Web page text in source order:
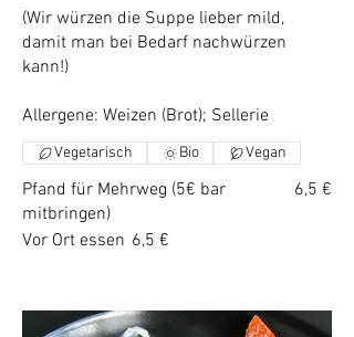
(Wir würzen die Suppe lieber mild,
damit man bei Bedarf nachwürzen
kann!)
Allergene: Weizen (Brot); Sellerie
Pfand für Mehrweg (5€ bar
mitbringen)
6,5 €
Vor Ort essen 6,5 €
Vegetarisch Bio Vegan